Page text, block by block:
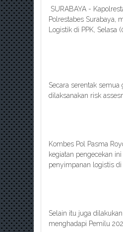
SURABAYA -
Polrestabes Surabaya,
Logistik di PPK, Selasa
Secara serentak
dilaksanakan risk
Kombes Pol Pasma
kegiatan pengecekan
penyimpanan logistis di
Selain itu juga
menghadapi Pemilu